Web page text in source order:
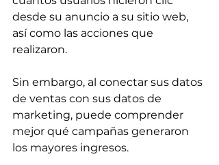
desde su anuncio a su sitio web,
así como las acciones que
realizaron.
Sin embargo, al conectar sus datos
de ventas con sus datos de
marketing, puede comprender
mejor qué campañas generaron
los mayores ingresos.